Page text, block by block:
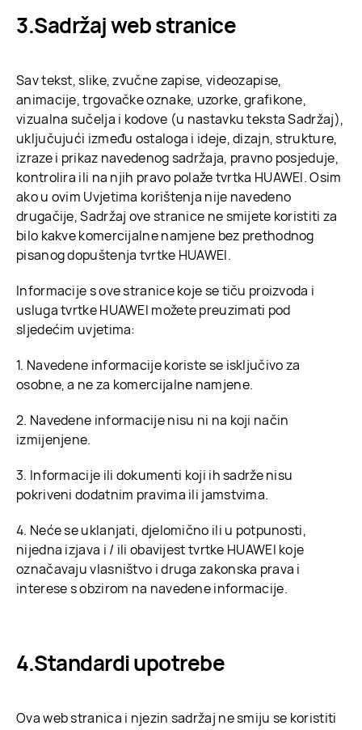
Sadržaj web stranice
Sav tekst, slike, zvučne zapise, videozapise,
animacije, trgovačke oznake, uzorke, grafikone,
vizualna sučelja i kodove (u nastavku teksta Sadržaj),
uključujući između ostaloga i ideje, dizajn, strukture,
izraze i prikaz navedenog sadržaja, pravno posjeduje,
kontrolira ili na njih pravo polaže tvrtka HUAWEI. Osim
ako u ovim Uvjetima korištenja nije navedeno
drugačije, Sadržaj ove stranice ne smijete koristiti za
bilo kakve komercijalne namjene bez prethodnog
pisanog dopuštenja tvrtke HUAWEI.
Informacije s ove stranice koje se tiču proizvoda i
usluga tvrtke HUAWEI možete preuzimati pod
sljedećim uvjetima:
1. Navedene informacije koriste se isključivo za
osobne, a ne za komercijalne namjene.
2. Navedene informacije nisu ni na koji način
izmijenjene.
3. Informacije ili dokumenti koji ih sadrže nisu
pokriveni dodatnim pravima ili jamstvima.
4. Neće se uklanjati, djelomično ili u potpunosti,
nijedna izjava i / ili obavijest tvrtke HUAWEI koje
označavaju vlasništvo i druga zakonska prava i
interese s obzirom na navedene informacije.
Standardi upotrebe
Ova web stranica i njezin sadržaj ne smiju se koristiti